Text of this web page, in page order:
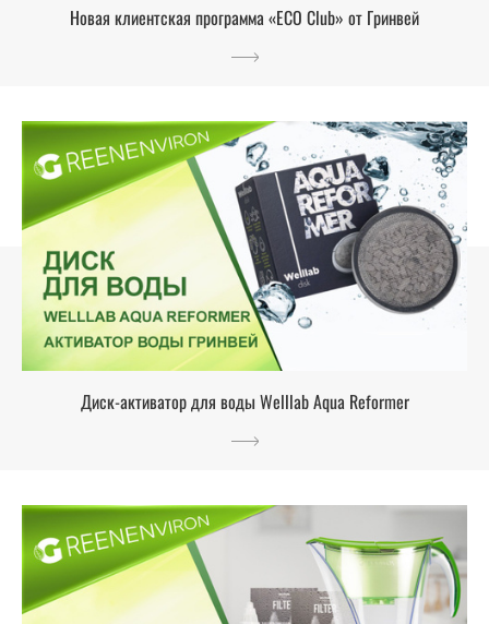
Новая клиентская программа «ECO Club» от Гринвей
Диск-активатор для воды Welllab Aqua Reformer